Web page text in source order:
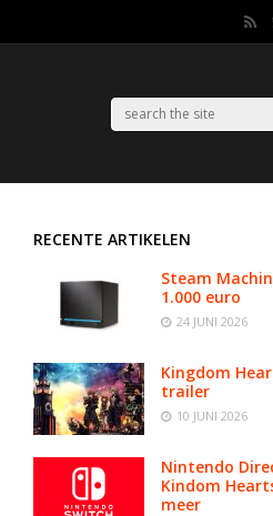
RECENTE ARTIKELEN
Steam
1.000 euro
24 JUNI 2026
Kingdom
trailer
10 JUNI 2026
Nintendo
Kindom
meer